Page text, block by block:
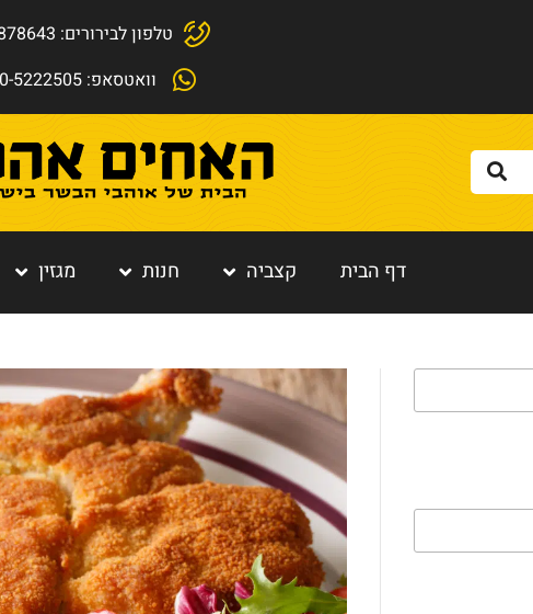
טלפון לבירורים: 03-6878643
וואטסאפ: 050-5222505
דף הבית קצביה חנות מגזין